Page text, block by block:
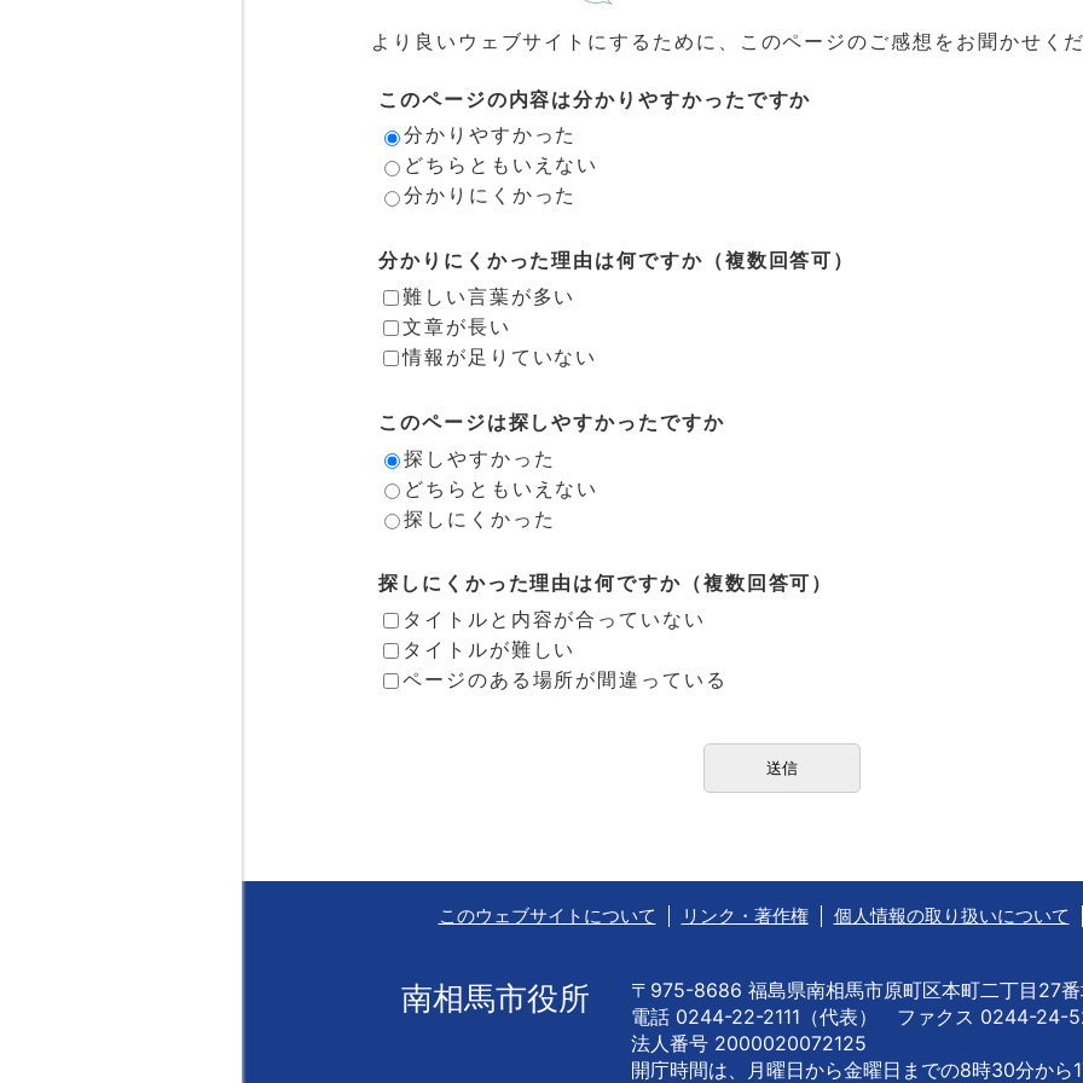
より良いウェブサイトにするために、このページのご感想をお聞かせく
このページの内容は分かりやすかったですか
分かりやすかった
どちらともいえない
分かりにくかった
分かりにくかった理由は何ですか（複数回答可）
難しい言葉が多い
文章が長い
情報が足りていない
このページは探しやすかったですか
探しやすかった
どちらともいえない
探しにくかった
探しにくかった理由は何ですか（複数回答可）
タイトルと内容が合っていない
タイトルが難しい
ページのある場所が間違っている
このウェブサイトについて リンク・著作権 個人情報の取り扱いについて
南相馬市役所
〒975-8686 福島県南相馬市原町区本町二丁目27
電話 0244-22-2111（代表） ファクス 0244-24-
法人番号 2000020072125
開庁時間は、月曜日から金曜日までの8時30分から